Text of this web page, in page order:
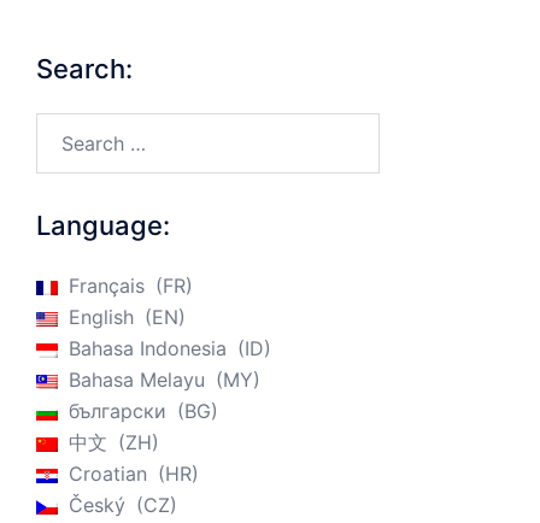
Search:
Language:
Français
FR
English
EN
Bahasa Indonesia
ID
Bahasa Melayu
MY
български
BG
中文
ZH
Croatian
HR
Český
CZ